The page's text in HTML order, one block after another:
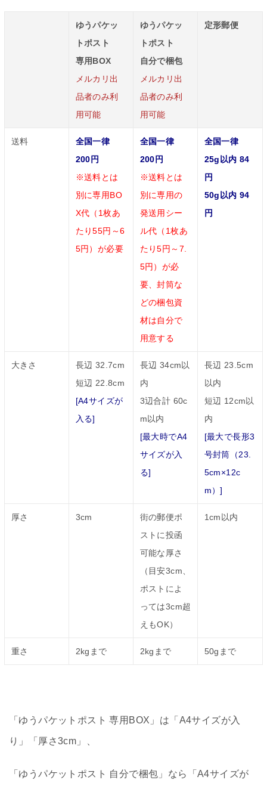
ゆうパケッ
トポスト
専用BOX
メルカリ出
品者のみ利
用可能
ゆうパケッ
トポスト
自分で梱包
メルカリ出
品者のみ利
用可能
定形郵便
送料
全国一律
200円
※送料とは
別に専用BO
X代（1枚あ
たり55円～6
5円）が必要
全国一律
200円
※送料とは
別に専用の
発送用シー
ル代（1枚あ
たり5円～7.
5円）が必
要、封筒な
どの梱包資
材は自分で
用意する
全国一律
25g以内 84
円
50g以内 94
円
大きさ
長辺 32.7cm
短辺 22.8cm
[A4サイズが
入る]
長辺 34cm以
内
3辺合計 60c
m以内
[最大時でA4
サイズが入
る]
長辺 23.5cm
以内
短辺 12cm以
内
[最大で長形3
号封筒（23.
5cm×12c
m）]
厚さ 3cm
街の郵便ポ
ストに投函
可能な厚さ
（目安3cm、
ポストによ
っては3cm超
えもOK）
1cm以内
重さ 2kgまで 2kgまで 50gまで
「ゆうパケットポスト 専用BOX」は「A4サイズが入
り」「厚さ3cm」、
「ゆうパケットポスト 自分で梱包」なら「A4サイズが